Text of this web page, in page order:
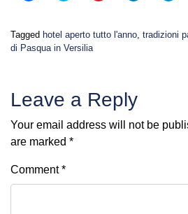
Tagged hotel aperto tutto l'anno, tradizioni
di Pasqua in Versilia
Leave a Reply
Your email address will not be
are marked *
Comment*